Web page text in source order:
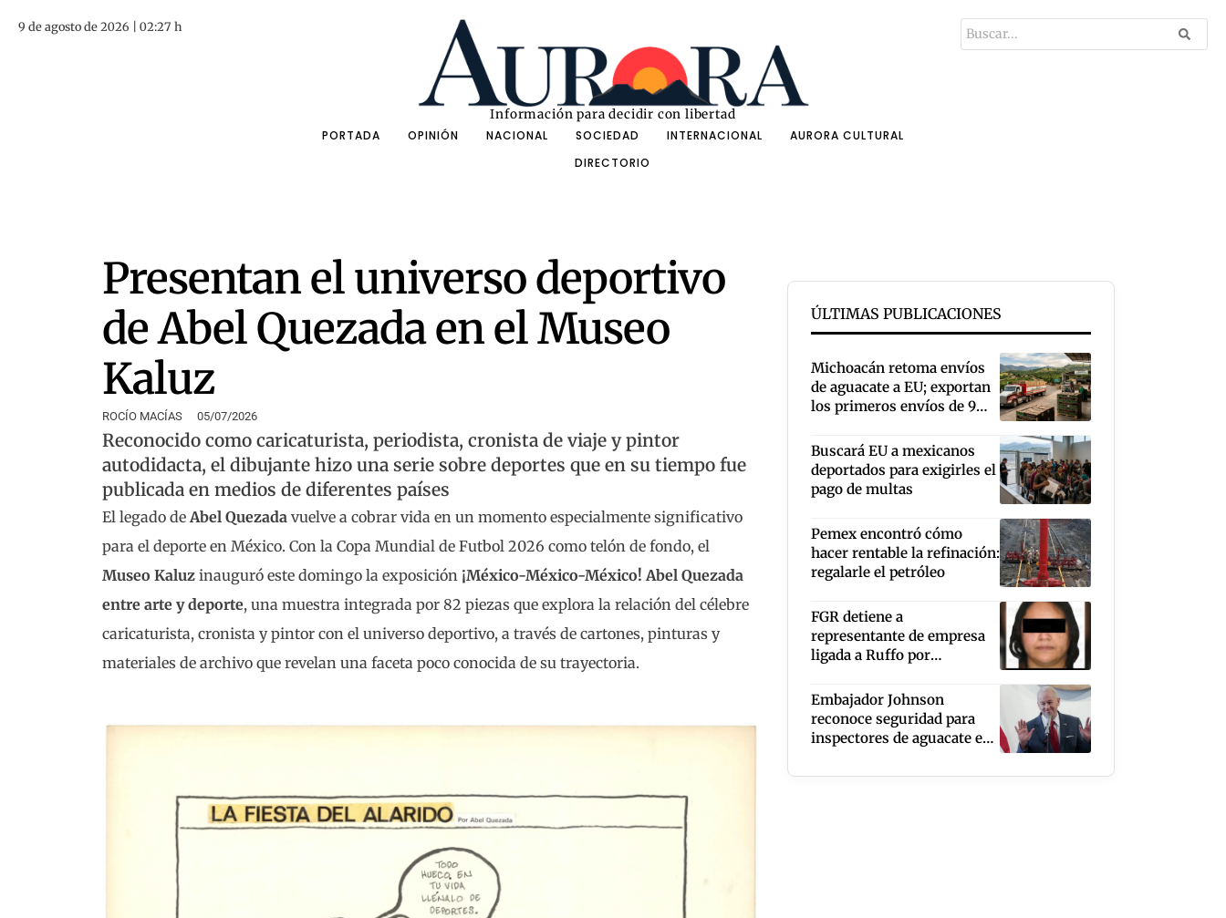
9 de agosto de 2026 | 02:27 h
Información para decidir con libertad
PORTADA
OPINIÓN NACIONAL SOCIEDAD INTERNACIONAL
AURORA CULTURAL
DIRECTORIO
Presentan el universo deportivo
de Abel Quezada en el Museo
Kaluz
ROCÍO MACÍAS 05/07/2026
Reconocido como caricaturista, periodista, cronista de viaje y pintor
autodidacta, el dibujante hizo una serie sobre deportes que en su tiempo fue
publicada en medios de diferentes países
El legado deAbel Quezada vuelve a cobrar vida en un momento especialmente significativo
para el deporte en México. Con la Copa Mundial de Futbol 2026 como telón de fondo, el
Museo Kaluz inauguró este domingo la exposición ¡México-México-México! Abel Quezada
entre arte y deporte, una muestra integrada por 82 piezas que explora la relación del célebre
caricaturista, cronista y pintor con el universo deportivo, a través de cartones, pinturas y
materiales de archivo que revelan una faceta poco conocida de su trayectoria.
ÚLTIMAS PUBLICACIONES
Michoacán retoma envíos
de aguacate a EU; exportan
los primeros envíos de 9
Buscará EU a mexicanos
deportados para exigirles el
pago de multas
Pemex encontró cómo
hacer rentable la refinación:
regalarle el petróleo
FGR detiene a
representante de empresa
ligada a Ruffo por
combustible
Embajador Johnson
reconoce seguridad para
inspectores de aguacate en